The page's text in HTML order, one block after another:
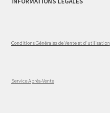
Conditions Générales de Vente et d'utilisation
Service Après-Vente